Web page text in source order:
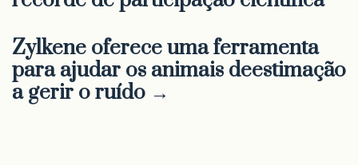
Zylkene oferece uma ferramenta
para ajudar os animais deestimação
a gerir o ruído →